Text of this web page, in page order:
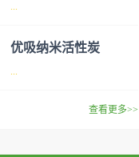
能：除甲醛/除异味/杀菌应用
所、使用方法：见产品说明手
册
高空气清洁度的效果。主要功
能：除甲醛/除异味/杀菌应用
所、使用方法：见产品说明手
般包括PM2.5、粉尘、花粉、
效去除挥发性有机物，有效提
...
在甲醛领域是非常专业的一位
优吸纳米活性炭
...
查看更多>>